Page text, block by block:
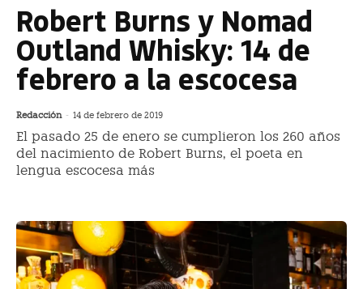
Robert Burns y Nomad
Outland Whisky: 14 de
febrero a la escocesa
Redacción - 14 de febrero de 2019
El pasado 25 de enero se cumplieron los 260 años
del nacimiento de Robert Burns, el poeta en
lengua escocesa más